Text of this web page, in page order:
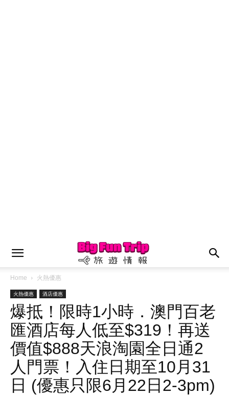
Home 火熱優惠
火熱優惠 酒店優惠
爆抵！限時1小時．澳門百老
匯酒店每人低至$319！再送
價值$888天浪淘園全日通2
人門票！入住日期至10月31
日 (優惠只限6月22日2-3pm)